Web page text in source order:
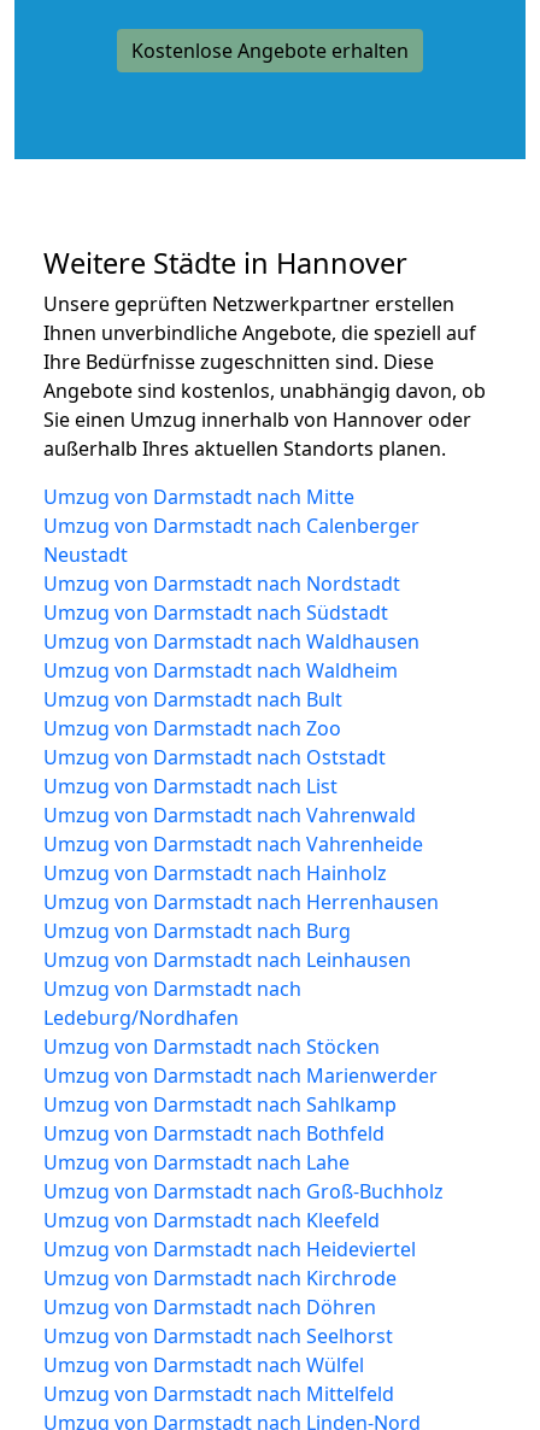
Kostenlose Angebote erhalten
Weitere Städte in Hannover
Unsere geprüften Netzwerkpartner erstellen
Ihnen unverbindliche Angebote, die speziell auf
Ihre Bedürfnisse zugeschnitten sind. Diese
Angebote sind kostenlos, unabhängig davon, ob
Sie einen Umzug innerhalb von Hannover oder
außerhalb Ihres aktuellen Standorts planen.
Umzug von Darmstadt nach Mitte
Umzug von Darmstadt nach Calenberger
Neustadt
Umzug von Darmstadt nach Nordstadt
Umzug von Darmstadt nach Südstadt
Umzug von Darmstadt nach Waldhausen
Umzug von Darmstadt nach Waldheim
Umzug von Darmstadt nach Bult
Umzug von Darmstadt nach Zoo
Umzug von Darmstadt nach Oststadt
Umzug von Darmstadt nach List
Umzug von Darmstadt nach Vahrenwald
Umzug von Darmstadt nach Vahrenheide
Umzug von Darmstadt nach Hainholz
Umzug von Darmstadt nach Herrenhausen
Umzug von Darmstadt nach Burg
Umzug von Darmstadt nach Leinhausen
Umzug von Darmstadt nach
Ledeburg/Nordhafen
Umzug von Darmstadt nach Stöcken
Umzug von Darmstadt nach Marienwerder
Umzug von Darmstadt nach Sahlkamp
Umzug von Darmstadt nach Bothfeld
Umzug von Darmstadt nach Lahe
Umzug von Darmstadt nach Groß-Buchholz
Umzug von Darmstadt nach Kleefeld
Umzug von Darmstadt nach Heideviertel
Umzug von Darmstadt nach Kirchrode
Umzug von Darmstadt nach Döhren
Umzug von Darmstadt nach Seelhorst
Umzug von Darmstadt nach Wülfel
Umzug von Darmstadt nach Mittelfeld
Umzug von Darmstadt nach Linden-Nord